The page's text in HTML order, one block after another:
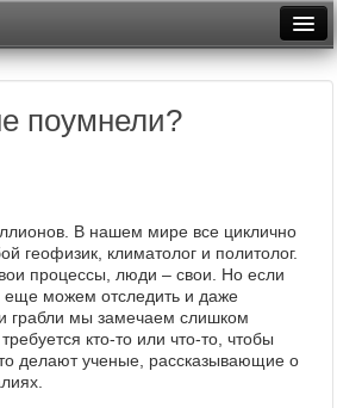
Неделя
Архив
Фототоп
Видеотоп
поумнели?
В нашем мире все циклично
геофизик, климатолог и политолог.
процессы, люди – свои. Но если
можем отследить и даже
грабли мы замечаем слишком
кто-то или что-то, чтобы
делают ученые, рассказывающие о